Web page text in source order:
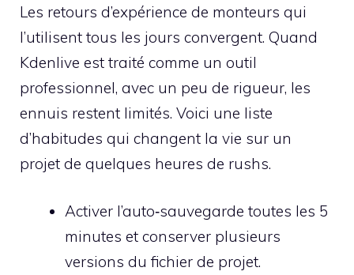
Les retours d’expérience de monteurs qui
l’utilisent tous les jours convergent. Quand
Kdenlive est traité comme un outil
professionnel, avec un peu de rigueur, les
ennuis restent limités. Voici une liste
d’habitudes qui changent la vie sur un
projet de quelques heures de rushs.
Activer l’auto‑sauvegarde toutes les 5
minutes et conserver plusieurs
versions du fichier de projet.